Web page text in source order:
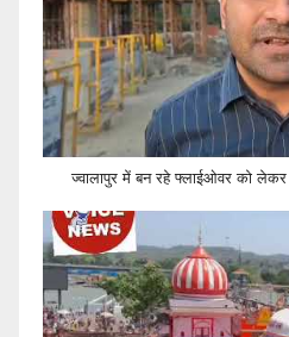
ज्वालापुर में बन रहे फ्लाईओवर को लेकर